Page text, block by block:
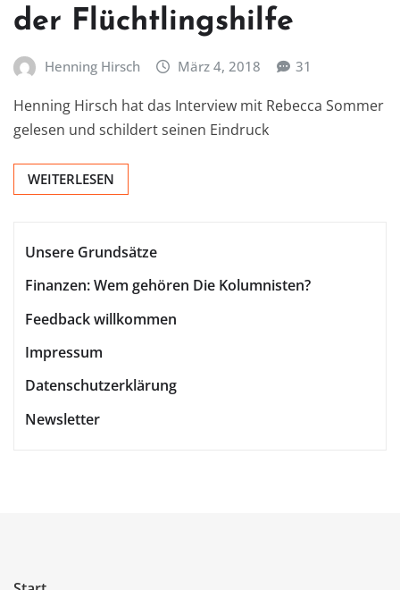
der Flüchtlingshilfe
Henning Hirsch März 4, 2018 31
Henning Hirsch hat das Interview mit Rebecca Sommer
gelesen und schildert seinen Eindruck
WEITERLESEN
Unsere Grundsätze
Finanzen: Wem gehören Die Kolumnisten?
Feedback willkommen
Impressum
Datenschutzerklärung
Newsletter